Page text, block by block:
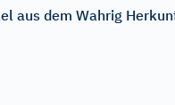
aus dem Wahrig